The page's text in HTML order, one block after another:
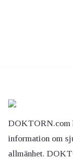
DOKTORN.com
information om
allmänhet.